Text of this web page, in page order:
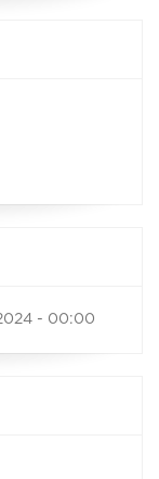
- 00:00